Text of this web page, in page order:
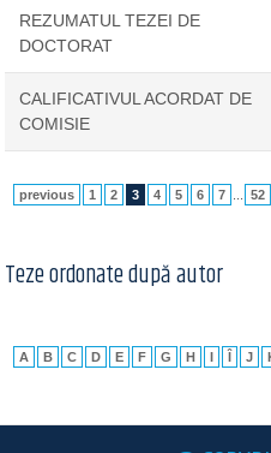
REZUMATUL TEZEI DE
DOCTORAT
CALIFICATIVUL ACORDAT DE
COMISIE
previous 1 2 3 4 5 6 7 52
Teze ordonate după autor
A B C D E F G H I Î J